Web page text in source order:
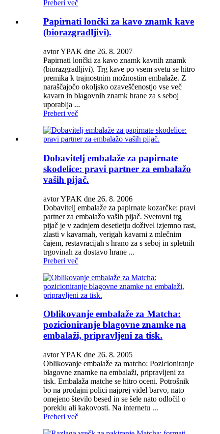
Preberi več
Papirnati lončki za kavo znamk kave
(biorazgradljivi).
avtor YPAK dne 26. 8. 2007
Papirnati lončki za kavo znamk kavnih znamk
(biorazgradljivi). Trg kave po vsem svetu se hitro
premika k trajnostnim možnostim embalaže. Z
naraščajočo okoljsko ozaveščenostjo vse več
kavarn in blagovnih znamk hrane za s seboj
uporablja ...
Preberi več
Dobavitelj embalaže za papirnate
skodelice: pravi partner za embalažo
vaših pijač.
avtor YPAK dne 26. 8. 2006
Dobavitelj embalaže za papirnate kozarčke: pravi
partner za embalažo vaših pijač. Svetovni trg
pijač je v zadnjem desetletju doživel izjemno rast,
zlasti v kavarnah, verigah kavarni z mlečnim
čajem, restavracijah s hrano za s seboj in spletnih
trgovinah za dostavo hrane ...
Preberi več
Oblikovanje embalaže za Matcha:
pozicioniranje blagovne znamke na
embalaži, pripravljeni za tisk.
avtor YPAK dne 26. 8. 2005
Oblikovanje embalaže za matcho: Pozicioniranje
blagovne znamke na embalaži, pripravljeni za
tisk. Embalaža matche se hitro oceni. Potrošnik
bo na prodajni polici najprej videl barvo, nato
omejeno število besed in se šele nato odločil o
poreklu ali kakovosti. Na internetu ...
Preberi več